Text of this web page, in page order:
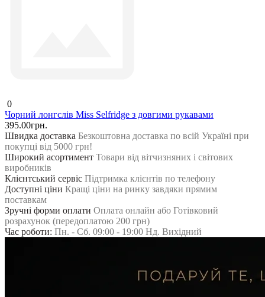
0
Чорний лонгслів Miss Selfridge з довгими рукавами
395.00грн.
Швидка доставка Безкоштовна доставка по всій Україні при
покупці від 5000 грн!
Широкий асортимент Товари від вітчизняних і світових
виробників
Клієнтський сервіс Підтримка клієнтів по телефону
Доступні ціни Кращі ціни на ринку завдяки прямим
поставкам
Зручні форми оплати Оплата онлайн або Готівковий
розрахунок (передоплатою 200 грн)
Час роботи: Пн. - Сб. 09:00 - 19:00 Нд. Вихідний